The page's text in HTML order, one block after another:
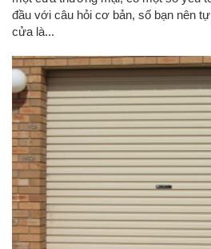
đầu với câu hỏi cơ bản, số bạn nên
cửa là...